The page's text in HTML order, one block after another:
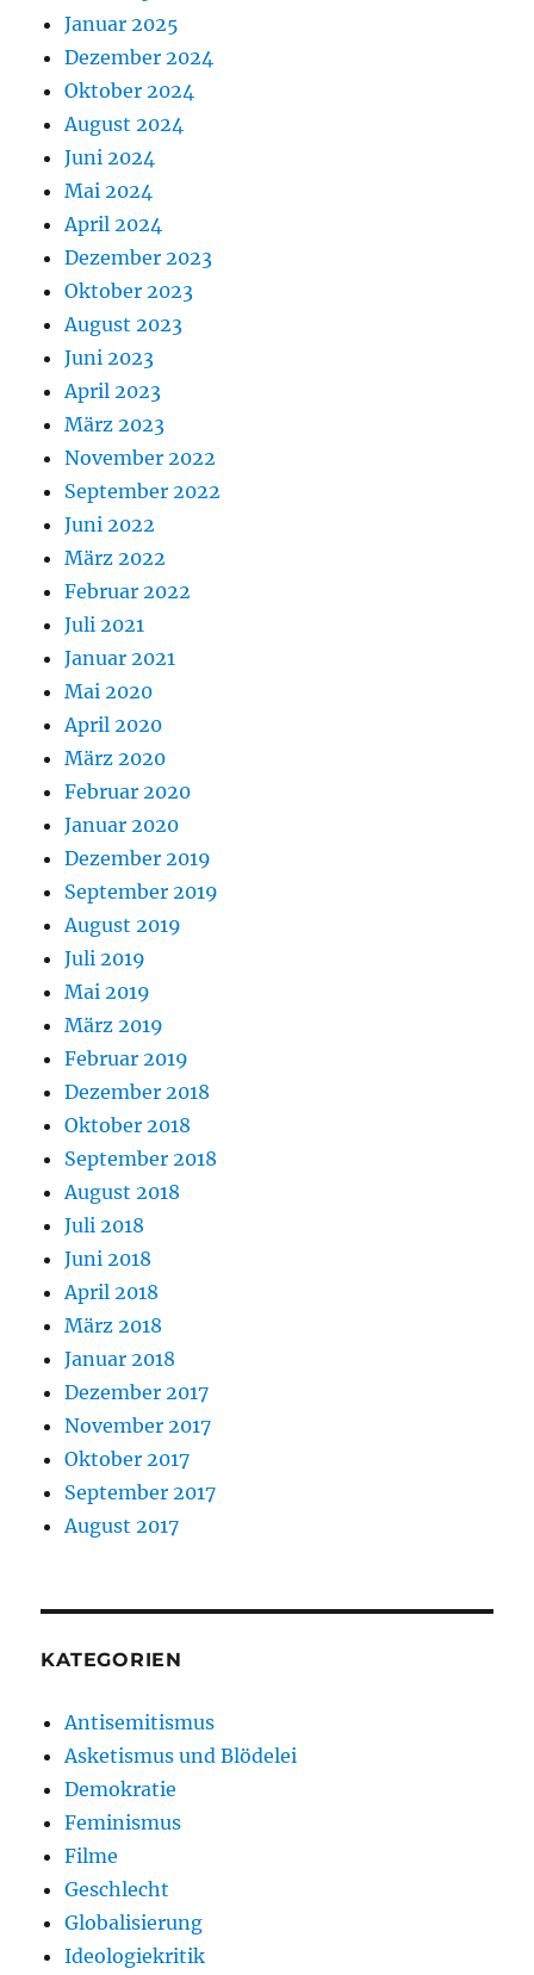
Januar 2025
Dezember 2024
Oktober 2024
August 2024
Juni 2024
Mai 2024
April 2024
Dezember 2023
Oktober 2023
August 2023
Juni 2023
April 2023
März 2023
November 2022
September 2022
Juni 2022
März 2022
Februar 2022
Juli 2021
Januar 2021
Mai 2020
April 2020
März 2020
Februar 2020
Januar 2020
Dezember 2019
September 2019
August 2019
Juli 2019
Mai 2019
März 2019
Februar 2019
Dezember 2018
Oktober 2018
September 2018
August 2018
Juli 2018
Juni 2018
April 2018
März 2018
Januar 2018
Dezember 2017
November 2017
Oktober 2017
September 2017
August 2017
KATEGORIEN
Antisemitismus
Asketismus und Blödelei
Demokratie
Feminismus
Filme
Geschlecht
Globalisierung
Ideologiekritik